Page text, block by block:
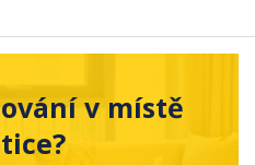
v místě